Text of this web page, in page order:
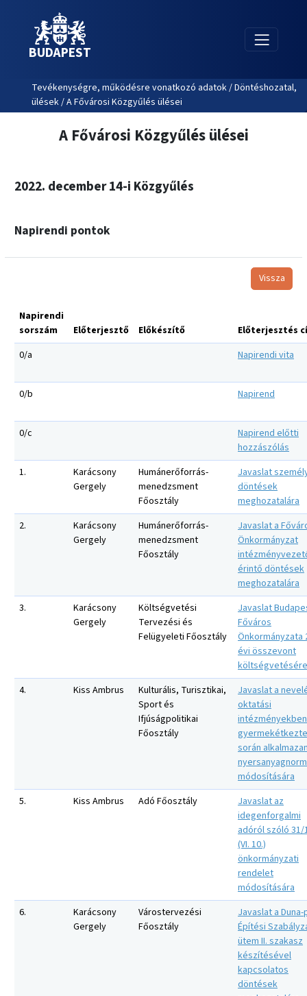
BUDAPEST
Tevékenységre, működésre vonatkozó adatok / Döntéshozatal,
ülések / A Fővárosi Közgyűlés ülései
A Fővárosi Közgyűlés ülései
2022. december 14-i Közgyűlés
Napirendi pontok
Vissza
Napirendi
sorszám
Előterjesztő Előkészítő
Előterjesztés
0/a
Napirendi vita
0/b Napirend
0/c
Napirend előtti
hozzászólás
1.
Karácsony
Gergely
Humánerőforrás-
menedzsment
Főosztály
Javaslat
döntések
meghozatalára
2.
Karácsony
Gergely
Humánerőforrás-
menedzsment
Főosztály
Javaslat a
Önkormányzat
érintő döntések
meghozatalára
3.
Karácsony
Gergely
Költségvetési
Tervezési és
Felügyeleti Főosztály
Javaslat
Főváros
Önkormányzata
évi összevont
költségvetésére
4.
Kiss Ambrus
Kulturális, Turisztikai,
Sport és
Ifjúságpolitikai
Főosztály
Javaslat a
oktatási
során
módosítására
5.
Kiss Ambrus Adó Főosztály
Javaslat az
idegenforgalmi
adóról szóló 31/
(VI. 10.)
önkormányzati
rendelet
módosítására
6.
Karácsony
Gergely
Várostervezési
Főosztály
Javaslat a
Építési
ütem II. szakasz
készítésével
kapcsolatos
döntések